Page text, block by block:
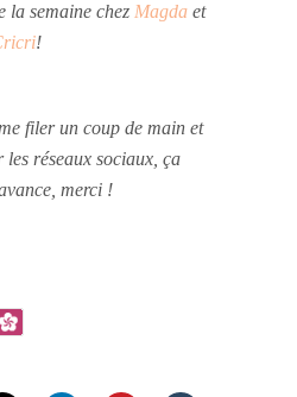
la semaine chez Magda et
!
filer un coup de main et
réseaux sociaux, ça
merci !